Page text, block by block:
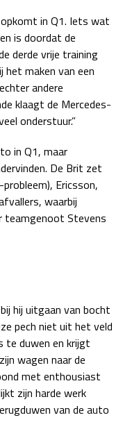
27 - 29 nov
za 19:00 - 20:00
zo 14:00 - 16:00
in Q1. Iets wat
is doordat de
derde vrije training
maken van een
andere
klaagt de Mercedes-
onderstuur.”
in Q1, maar
De Brit zet
Ericsson,
waarbij
teamgenoot Stevens
hij uitgaan van bocht
pech niet uit het veld
te duwen en krijgt
wagen naar de
met enthousiast
zijn harde werk
van de auto